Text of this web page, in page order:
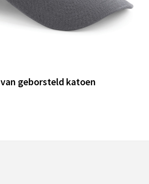
geborsteld katoen